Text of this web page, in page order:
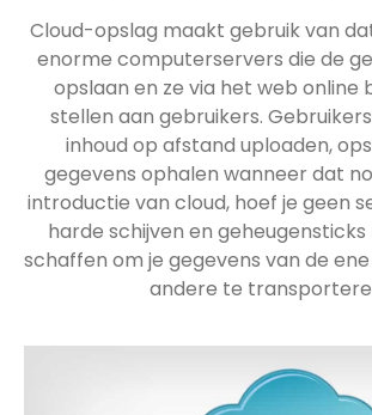
Cloud-opslag maakt gebruik van
enorme computerservers die de
opslaan en ze via het web online
stellen aan gebruikers.
inhoud op afstand uploaden,
gegevens ophalen wanneer dat
introductie van cloud, hoef je geen
harde schijven en
schaffen om je gegevens van de
andere te